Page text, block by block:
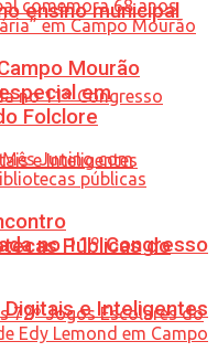
ensino municipal
no 11º Congresso
e Inteligentes
Mourão
em
Folclore
Públicas do